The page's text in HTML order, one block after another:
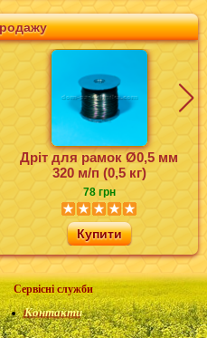
Дріт для рамок Ø0,5 мм
320 м/п (0,5 кг)
78 грн
Купити
Сервісні служби
Контакти